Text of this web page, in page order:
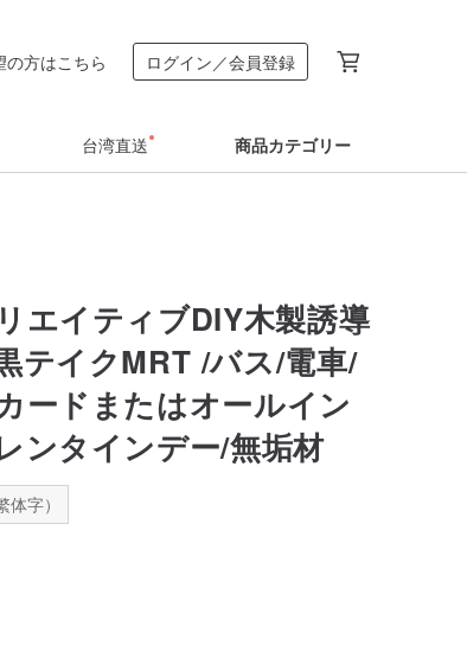
の方はこちら ログイン／会員登録
台湾直送 商品カテゴリー
エイティブDIY木製誘導
テイクMRT /バス/電車/
ードまたはオールイン
ンタインデー/無垢材
字）